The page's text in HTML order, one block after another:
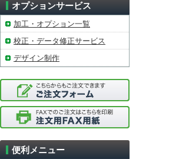
オプションサービス
加工・オプション一覧
校正・データ修正サービス
デザイン制作
便利メニュー